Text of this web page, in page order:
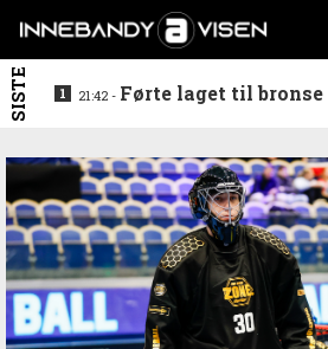
SISTE 21:42 - Førte laget til bronse -